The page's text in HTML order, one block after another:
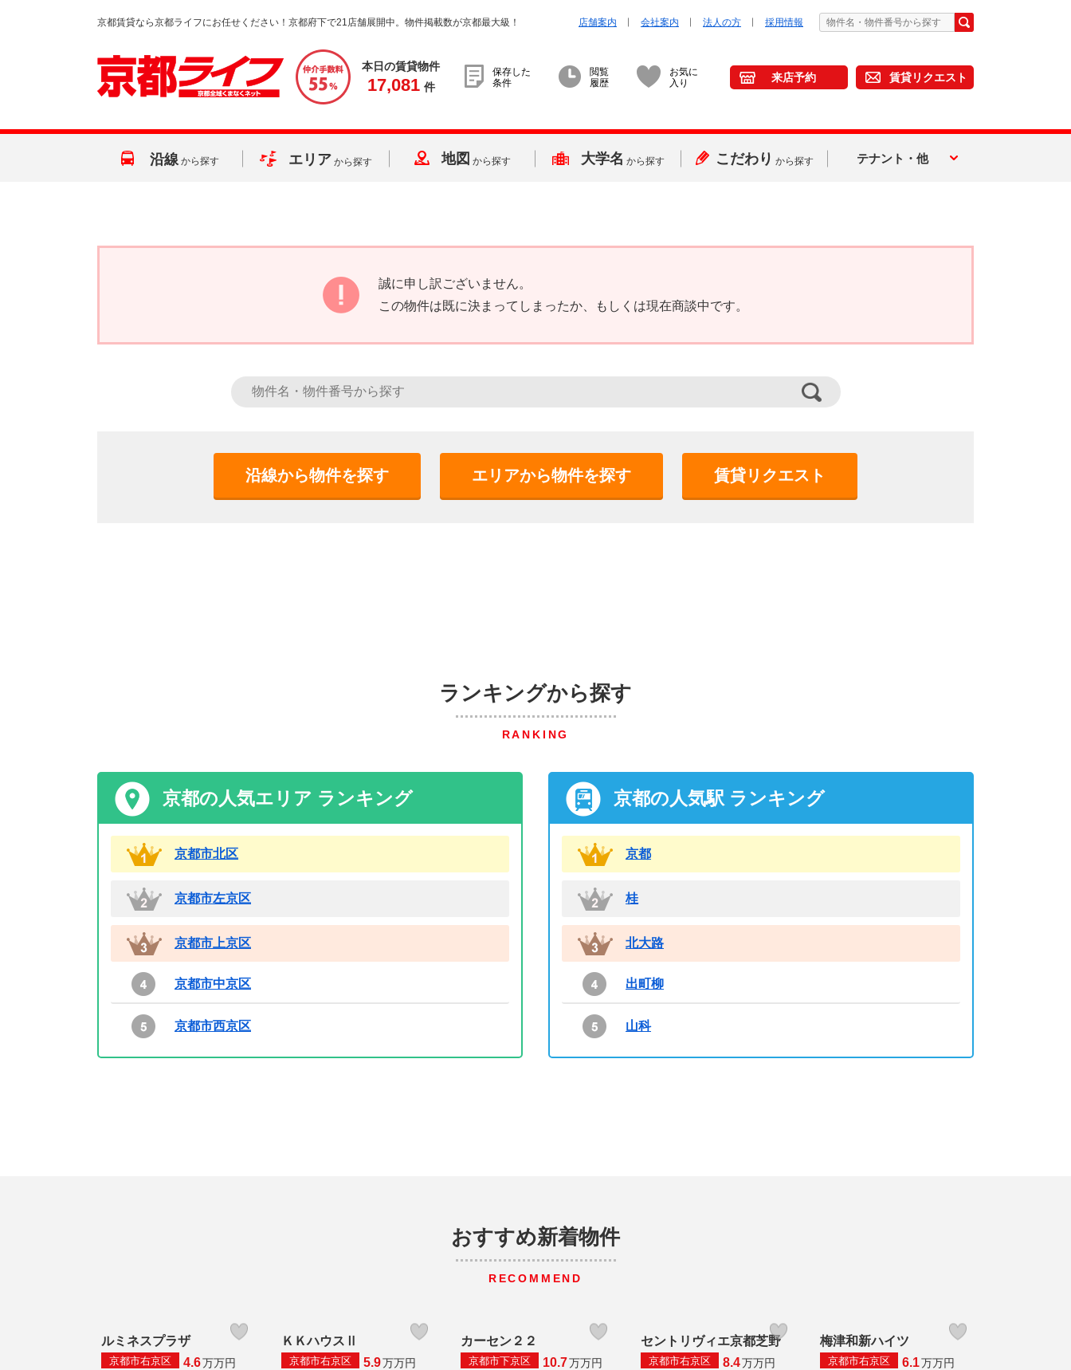
京都賃貸なら京都ライフにお任せください！京都府下で21店舗展開中。物件掲載数が京都最大級！ 店舗案内 会社案内 法人の方 採用情報
本日の賃貸物件
17,081 件
保存した
条件
閲覧
履歴
お気に
入り
来店予約 賃貸リクエスト
沿線 から探す エリア から探す 地図 から探す 大学名 から探す こだわり から探す テナント・他
誠に申し訳ございません。
この物件は既に決まってしまったか、もしくは現在商談中です。
沿線から物件を探す エリアから物件を探す 賃貸リクエスト
ランキングから探す
RANKING
京都の人気エリア ランキング
京都市北区
京都市左京区
京都市上京区
京都市中京区
京都市西京区
京都の人気駅 ランキング
京都
桂
北大路
出町柳
山科
おすすめ新着物件
RECOMMEND
ルミネスプラザ
京都市右京区 4.6万万円
ＫＫハウスⅡ
京都市右京区 5.9万万円
カーセン２２
京都市下京区 10.7万万円
セントリヴィエ京都芝野
京都市右京区 8.4万万円
梅津和新ハイツ
京都市右京区 6.1万万円